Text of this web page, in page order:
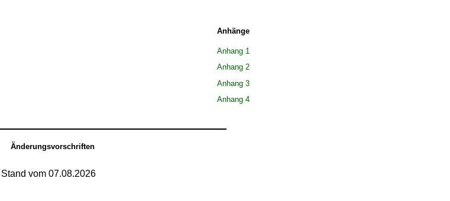
Anhänge
Anhang 1
Anhang 2
Anhang 3
Anhang 4
Änderungsvorschriften
vom 07.08.2026